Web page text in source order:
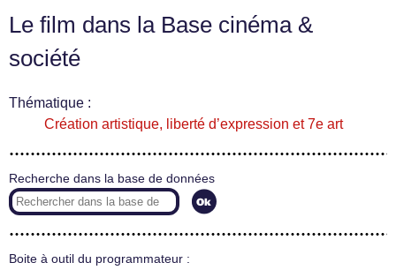
Le film dans la Base cinéma &
société
Thématique :
Création artistique, liberté d’expression et 7e art
Recherche dans la base de données
Boite à outil du programmateur :